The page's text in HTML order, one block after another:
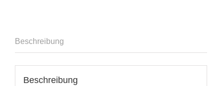
Beschreibung
Beschreibung